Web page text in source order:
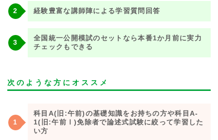
経験豊富な講師陣による学習質問回答
全国統一公開模試のセットなら本番1か月前に実力
チェックもできる
次のような方にオススメ
科目A(旧:午前)の基礎知識をお持ちの方や科目A-
1(旧:午前Ⅰ)免除者で論述式試験に絞って学習した
い方